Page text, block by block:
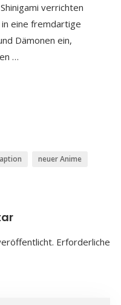
verrichten
eine fremdartige
Dämonen ein,
…
neuer Anime
Erforderliche